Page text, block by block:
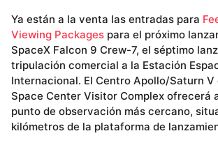
Ya están a la venta las entradas para
Viewing Packages para el próximo
SpaceX Falcon 9 Crew-7, el séptimo
tripulación comercial a la Estación
Internacional. El Centro Apollo/Saturn V
Space Center Visitor Complex ofrecerá
punto de observación más cercano,
kilómetros de la plataforma de